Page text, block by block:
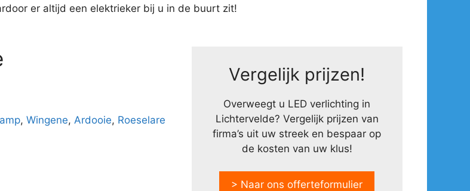
er altijd een elektrieker bij u in de buurt zit!
, Wingene, Ardooie, Roeselare
Vergelijk prijzen!
Overweegt u LED verlichting in
Lichtervelde? Vergelijk prijzen van
firma’s uit uw streek en bespaar op
de kosten van uw klus!
> Naar ons offerteformulier